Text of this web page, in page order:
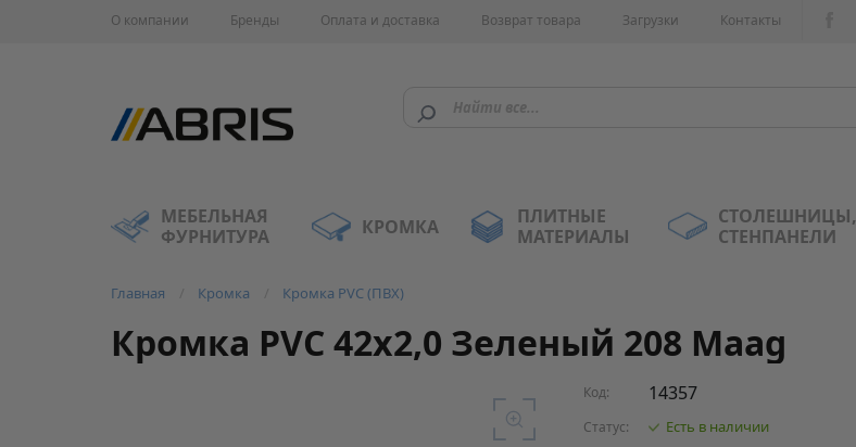
О компании Бренды Оплата и доставка Возврат товара Загрузки Контакты
МЕБЕЛЬНАЯ
ФУРНИТУРА
КРОМКА
ПЛИТНЫЕ
МАТЕРИАЛЫ
СТОЛЕШНИЦЫ,
СТЕНПАНЕЛИ
Главная Кромка Кромка PVC (ПВХ)
Кромка PVC 42х2,0 Зеленый 208 Maag
Код: 14357
Статус: Есть в наличии